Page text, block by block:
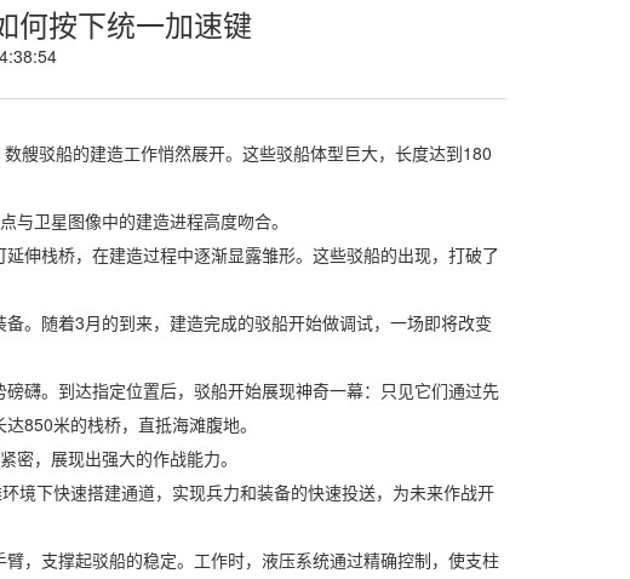
何按下统一加速键
驳船的建造工作悄然展开。这些驳船体型巨大，长度达到180
卫星图像中的建造进程高度吻合。
伸栈桥，在建造过程中逐渐显露雏形。这些驳船的出现，打破了
。随着3月的到来，建造完成的驳船开始做调试，一场即将改变
礴。到达指定位置后，驳船开始展现神奇一幕：只见它们通过先
850米的栈桥，直抵海滩腹地。
，展现出强大的作战能力。
下快速搭建通道，实现兵力和装备的快速投送，为未来作战开
，支撑起驳船的稳定。工作时，液压系统通过精确控制，使支柱